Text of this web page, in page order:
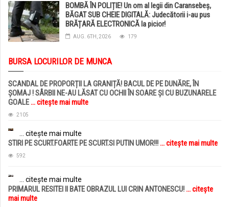
BOMBĂ ÎN POLIȚIE! Un om al legii din Caransebeș,
BĂGAT SUB CHEIE DIGITALĂ: Judecătorii i-au pus
BRĂȚARĂ ELECTRONICĂ la picior!
AUG. 6TH, 2026 179
BURSA LOCURILOR DE MUNCA
SCANDAL DE PROPORȚII LA GRANIȚĂ! BACUL DE PE DUNĂRE, ÎN
ȘOMAJ ! SÂRBII NE-AU LĂSAT CU OCHII ÎN SOARE ȘI CU BUZUNARELE
GOALE... citește mai multe
2105
... citește mai multe
STIRI PE SCURT.FOARTE PE SCURT.SI PUTIN UMOR!!!... citește mai multe
592
... citește mai multe
PRIMARUL RESITEI II BATE OBRAZUL LUI CRIN ANTONESCU!... citește
mai multe